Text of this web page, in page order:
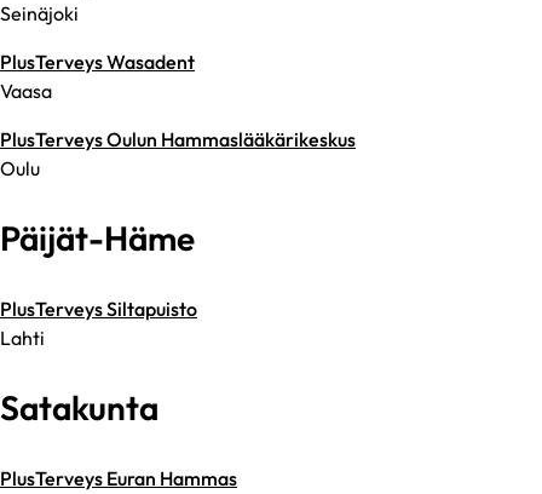
Seinäjoki
PlusTerveys Wasadent
Vaasa
PlusTerveys Oulun Hammaslääkärikeskus
Oulu
Päijät-Häme
PlusTerveys Siltapuisto
Lahti
Satakunta
PlusTerveys Euran Hammas